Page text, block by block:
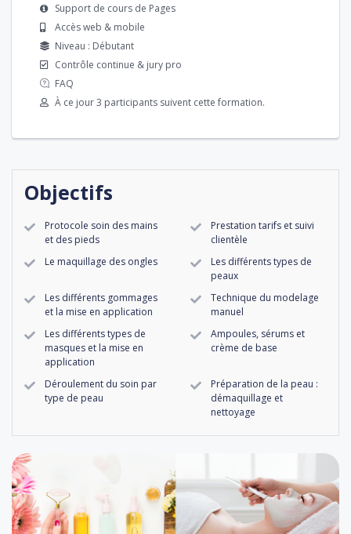
Support de cours de Pages
Accès web & mobile
Niveau : Débutant
Contrôle continue & jury pro
FAQ
À ce jour 3 participants suivent cette formation.
Objectifs
Protocole soin des mains
et des pieds
Prestation tarifs et suivi
clientèle
Le maquillage des ongles
Les différents types de
peaux
Les différents gommages
et la mise en application
Technique du modelage
manuel
Les différents types de
masques et la mise en
application
Ampoules, sérums et
crème de base
Déroulement du soin par
type de peau
Préparation de la peau :
démaquillage et
nettoyage